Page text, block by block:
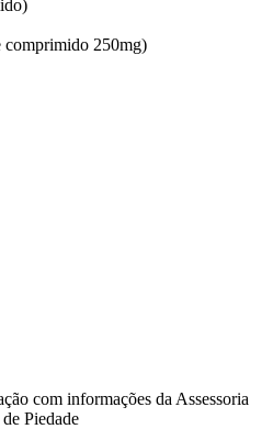
comprimido 250mg)
com informações da Assessoria
Piedade